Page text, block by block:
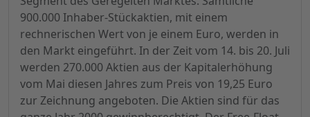
900.000 Inhaber-Stückaktien, mit einem
rechnerischen Wert von je einem Euro, werden in
den Markt eingeführt. In der Zeit vom 14. bis 20. Juli
werden 270.000 Aktien aus der Kapitalerhöhung
vom Mai diesen Jahres zum Preis von 19,25 Euro
zur Zeichnung angeboten. Die Aktien sind für das